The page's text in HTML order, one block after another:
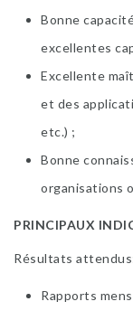
Bonne
excellentes
Excellente
et des
etc.) ;
Bonne
organisations
PRINCIPAUX
Résultats
Rapports